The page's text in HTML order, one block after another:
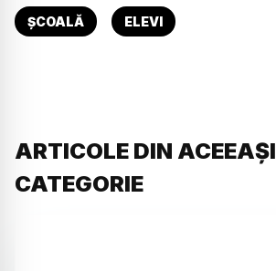
ȘCOALĂ ELEVI
ARTICOLE DIN ACEEAȘI
CATEGORIE